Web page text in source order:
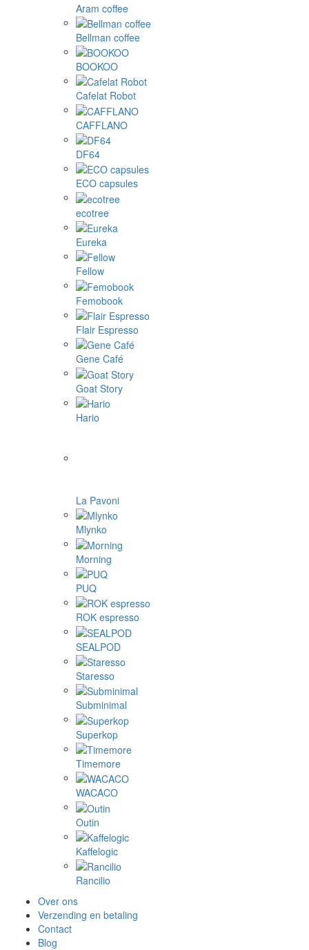
Aram coffee
Bellman coffee
BOOKOO
Cafelat Robot
CAFFLANO
DF64
ECO capsules
ecotree
Eureka
Fellow
Femobook
Flair Espresso
Gene Café
Goat Story
Hario
La Pavoni
Mlynko
Morning
PUQ
ROK espresso
SEALPOD
Staresso
Subminimal
Superkop
Timemore
WACACO
Outin
Kaffelogic
Rancilio
Over ons
Verzending en betaling
Contact
Blog